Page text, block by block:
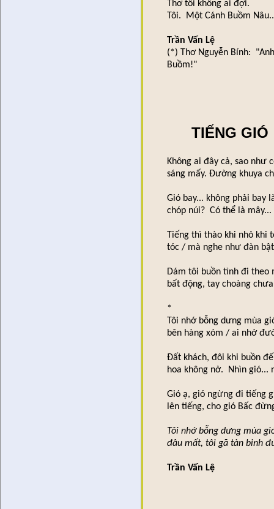
Thơ tôi không ai đợi.
Tôi. Một Cánh Buồm
Trần Vấn Lệ
(*) Thơ Nguyễn Bính:
Buồm!"
TIẾNG GIÓ
Không ai đây cả, sao như
sáng mấy. Đường khuya
Gió bay... không phải
chóp núi? Có thể là
Tiếng thì thào khi nhỏ khi
tóc / mà nghe như đàn
Dám tôi buồn tình đi
bất động, tay choàng
*
Tôi nhớ bỗng dưng mùa
bên hàng xóm / ai nhớ
Đất khách, đôi khi buồn
hoa không nở. Nhìn gió...
Gió ạ, gió ngừng đi tiếng
lên tiếng, cho gió Bấc
Tôi nhớ bỗng dưng mùa
đâu mất, tôi gã tàn binh
Trần Vấn Lệ